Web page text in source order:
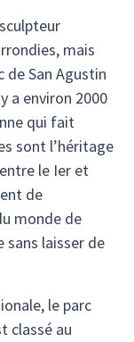
mais
de San Agustin
a environ 2000
qui fait
sont l’héritage
le Ier et
de
monde de
sans laisser de
le parc
classé au